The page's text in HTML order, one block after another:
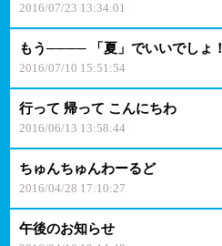
2016/07/23 13:34:01
もう──── 「夏」でいいでしょ！
2016/07/10 15:51:54
行って 帰って こんにちわ
2016/06/13 13:58:44
ちゅんちゅんわーるど
2016/04/28 17:10:27
午後のお知らせ